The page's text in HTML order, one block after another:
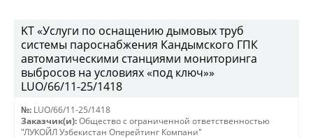
KT «Услуги по оснащению дымовых труб
системы пароснабжения Кандымского ГПК
автоматическими станциями мониторинга
выбросов на условиях «под ключ»»
LUO/66/11-25/1418
№: LUO/66/11-25/1418
Заказчик(и): Общество с ограниченной ответственностью
"ЛУКОЙЛ Узбекистан Оперейтинг Компани"